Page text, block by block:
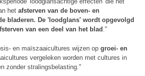
het afsterven van de boven- en
bladeren. De 'loodglans' wordt opgevolgd
van een deel van het blad ."
en maïszaaicultures wijzen op groei- en
vergeleken worden met cultures in
zonder stralingsbelasting."